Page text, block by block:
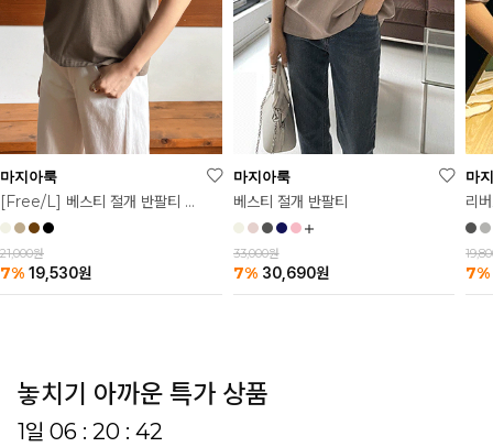
마지아룩
[Free/L] 베스티 절개 반팔티 2탄
21,000원
7% 19,530원
마지아룩
베스티 절개 반팔티
33,000원
7% 30,690원
마
리
7%
놓치기 아까운 특가 상품
1일 06 : 20 : 37